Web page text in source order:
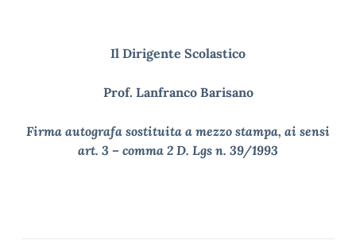
Il Dirigente Scolastico
Prof. Lanfranco Barisano
Firma autografa sostituita a mezzo stampa, ai sensi
art. 3 – comma 2 D. Lgs n. 39/1993